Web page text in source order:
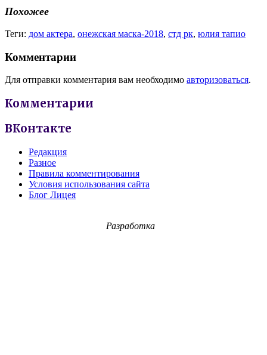
Похожее
Теги: дом актера, онежская маска-2018, стд рк, юлия тапио
Комментарии
Для отправки комментария вам необходимо авторизоваться.
Комментарии
ВКонтакте
Редакция
Разное
Правила комментирования
Условия использования сайта
Блог Лицея
Разработка